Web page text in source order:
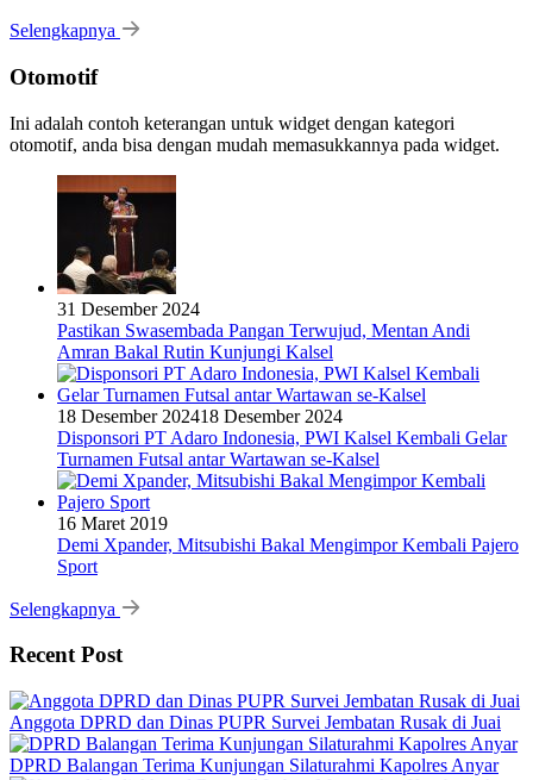
Selengkapnya
Otomotif
Ini adalah contoh keterangan untuk widget dengan kategori
otomotif, anda bisa dengan mudah memasukkannya pada widget.
31 Desember 2024
Pastikan Swasembada Pangan Terwujud, Mentan Andi
Amran Bakal Rutin Kunjungi Kalsel
18 Desember 202418 Desember 2024
Disponsori PT Adaro Indonesia, PWI Kalsel Kembali Gelar
Turnamen Futsal antar Wartawan se-Kalsel
16 Maret 2019
Demi Xpander, Mitsubishi Bakal Mengimpor Kembali Pajero
Sport
Selengkapnya
Recent Post
Anggota DPRD dan Dinas PUPR Survei Jembatan Rusak di Juai
DPRD Balangan Terima Kunjungan Silaturahmi Kapolres Anyar